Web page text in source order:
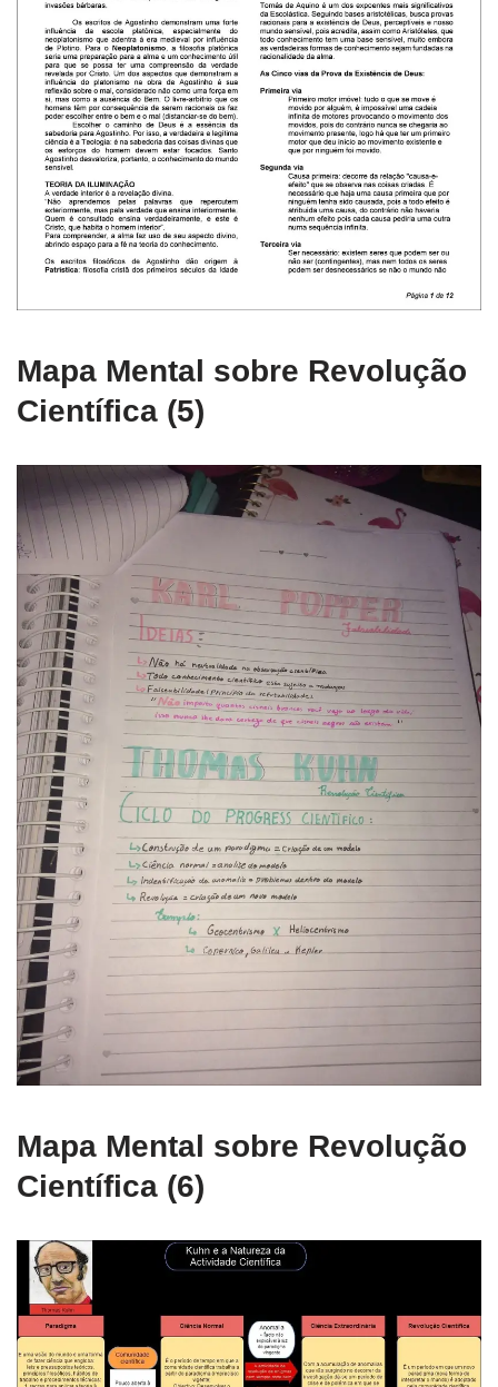
Mapa Mental sobre Revolução
Científica (5)
Mapa Mental sobre Revolução
Científica (6)